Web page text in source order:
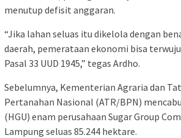
menutup defisit anggaran.
“Jika lahan seluas itu dikelola dengan
daerah, pemerataan ekonomi bisa
Pasal 33 UUD 1945,” tegas Ardho.
Sebelumnya, Kementerian Agraria dan
Pertanahan Nasional (ATR/BPN)
(HGU) enam perusahaan Sugar Group
Lampung seluas 85.244 hektare.